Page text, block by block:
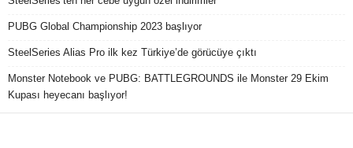
PUBG Global Championship 2023 başlıyor
SteelSeries Alias Pro ilk kez Türkiye’de görücüye çıktı
Monster Notebook ve PUBG: BATTLEGROUNDS ile Monster 29 Ekim
Kupası heyecanı başlıyor!